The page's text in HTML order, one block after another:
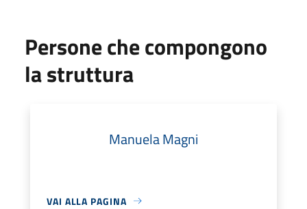
Persone che compongono
la struttura
Manuela Magni
VAI ALLA PAGINA